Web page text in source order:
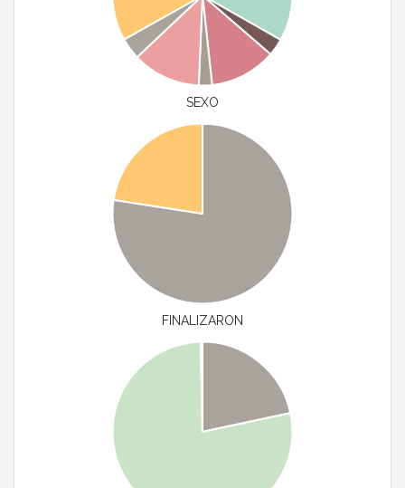
SEXO
FINALIZARON